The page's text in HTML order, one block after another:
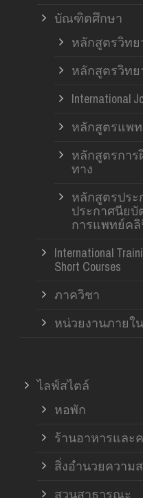
บัณฑิตศึกษา
หลักสูตรวิท
หลักสูตรวิท
International
หลักสูตรแพ
หลักสูตรการ
ทาง
หลักสูตรปร
ประกาศนีย
การแพทย์ค
International
Short Courses
ภาควิชา
หน่วยงานภายใน
ไลฟ์สไตล์
หอพัก
ร้านอาหารและ
สิ่งอำนวยความ
สวนสาธารณะ